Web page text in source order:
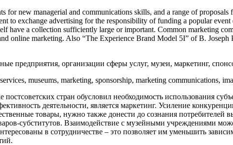
for new managerial and communications skills, and a range of
to exchange advertising for the responsibility of funding a popular
have a collection sufficiently large or important. Common marketing
online marketing. Also “The Experience Brand Model 5I” of B. Joseph
предприятия, организации сферы услуг, музеи, маркетинг,
museums, marketing, sponsorship, marketing communications,
стран обусловил необходимость использования
деятельности, является маркетинг. Усиление
товары, нужно также донести до сознания
субститутов. Взаимодействие с музейными учреждениями
в сотрудничестве – это позволяет им уменьшить